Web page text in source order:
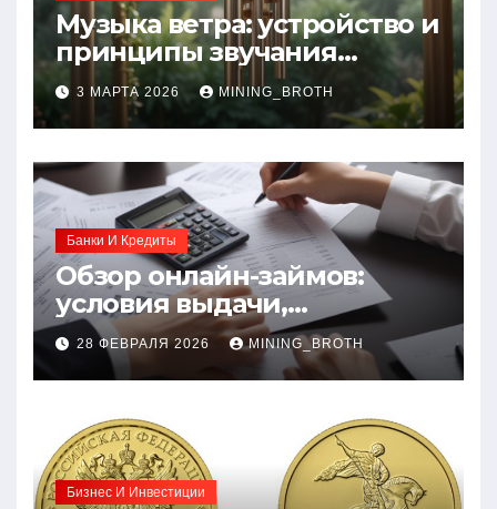
Музыка ветра: устройство и
принципы звучания
колокольчиков
3 МАРТА 2026 MINING_BROTH
Банки И Кредиты
Обзор онлайн-займов:
условия выдачи,
процентные ставки и
требования к заемщикам
28 ФЕВРАЛЯ 2026 MINING_BROTH
Бизнес И Инвестиции